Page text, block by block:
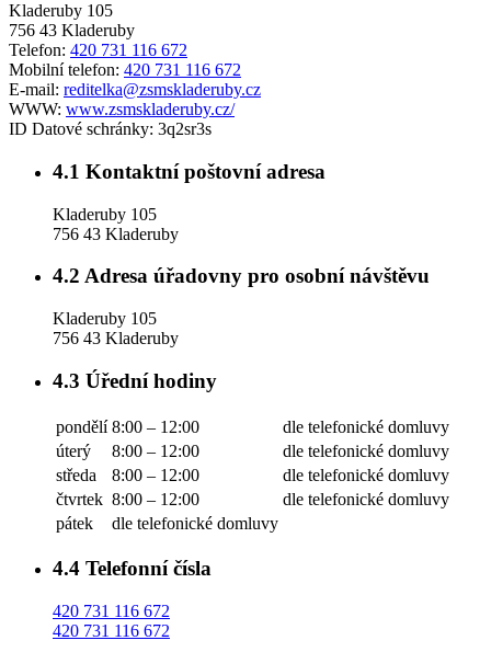
Kladeruby 105
756 43 Kladeruby
Telefon: 420 731 116 672
Mobilní telefon: 420 731 116 672
E-mail: reditelka@zsmskladeruby.cz
WWW: www.zsmskladeruby.cz/
ID Datové schránky: 3q2sr3s
4.1 Kontaktní poštovní adresa
Kladeruby 105
756 43 Kladeruby
4.2 Adresa úřadovny pro osobní návštěvu
Kladeruby 105
756 43 Kladeruby
4.3 Úřední hodiny
pondělí 8:00 – 12:00
dle telefonické domluvy
úterý
8:00 – 12:00
dle telefonické domluvy
středa
8:00 – 12:00
dle telefonické domluvy
čtvrtek 8:00 – 12:00
dle telefonické domluvy
pátek
dle telefonické domluvy
4.4 Telefonní čísla
420 731 116 672
420 731 116 672